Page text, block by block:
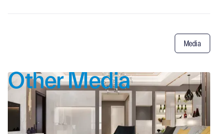
Other Media
Media